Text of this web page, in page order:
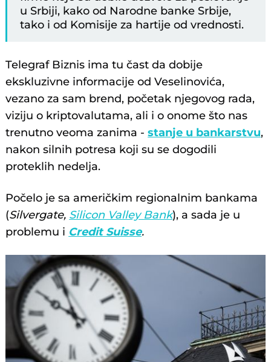
u Srbiji, kako od Narodne banke Srbije,
tako i od Komisije za hartije od vrednosti.
Telegraf Biznis ima tu čast da dobije
ekskluzivne informacije od Veselinovića,
vezano za sam brend, početak njegovog rada,
viziju o kriptovalutama, ali i o onome što nas
trenutno veoma zanima -stanje u bankarstvu,
nakon silnih potresa koji su se dogodili
proteklih nedelja.
Počelo je sa američkim regionalnim bankama
(Silvergate, Silicon Valley Bank), a sada je u
problemu i Credit Suisse.